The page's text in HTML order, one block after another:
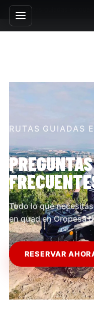
Inicio Rutas guiadas en quad
RUTAS GUIADAS
PREGUNTAS
Todo lo que
en quad en Oropesa
RESERVAR